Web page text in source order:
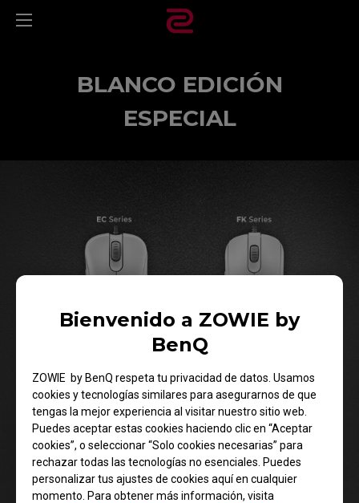
Bienvenido a ZOWIE by
BenQ
ZOWIE by BenQ respeta tu privacidad de datos. Usamos
cookies y tecnologías similares para asegurarnos de que
tengas la mejor experiencia al visitar nuestro sitio web.
Puedes aceptar estas cookies haciendo clic en “Aceptar
cookies”, o seleccionar “Solo cookies necesarias” para
rechazar todas las tecnologías no esenciales. Puedes
personalizar tus ajustes de cookies aquí en cualquier
momento. Para obtener más información, visita
BLANCO EDICIÓN
ESPECIAL